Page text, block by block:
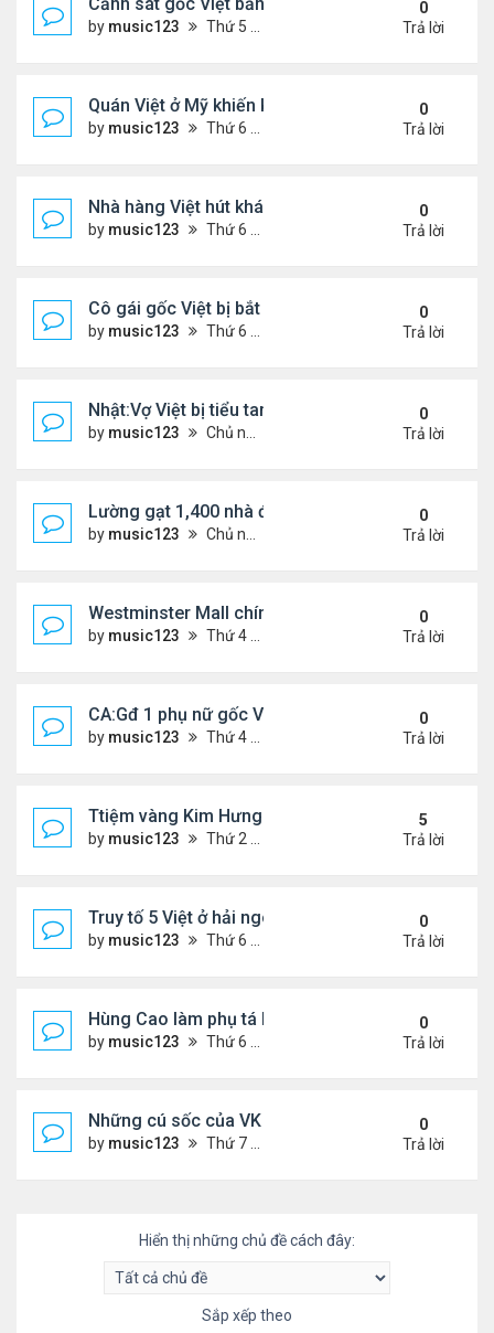
by music123 Thứ 5 Tháng 11 13, 2025 2:21 pm
0
Trả lời
Quán Việt ở Mỹ khiến khách đặt hàng trước cả
by music123 Thứ 6 Tháng 11 07, 2025 7:42 pm
0
Trả lời
Nhà hàng Việt hút khách ở Đức
by music123 Thứ 6 Tháng 11 07, 2025 7:38 pm
0
Trả lời
Cô gái gốc Việt bị bắt sau vụ xả súng ..
by music123 Thứ 6 Tháng 11 07, 2025 7:33 pm
0
Trả lời
Nhật:Vợ Việt bị tiểu tam sát hại thê thảm
by music123 Chủ nhật Tháng 11 02, 2025 6:36 pm
0
Trả lời
Lường gạt 1,400 nhà đầu tư, 2 ông bà gốc Việt ở
by music123 Chủ nhật Tháng 11 02, 2025 6:27 pm
0
Trả lời
Westminster Mall chính thức đóng cửa
by music123 Thứ 4 Tháng 10 22, 2025 6:55 pm
0
Trả lời
CA:Gđ 1 phụ nữ gốc Việt tử vong tại nhà riêng
by music123 Thứ 4 Tháng 10 22, 2025 5:05 pm
0
Trả lời
Ttiệm vàng Kim Hưng phẫn uất sau vụ cướp
by music123 Thứ 2 Tháng 9 08, 2025 11:54 am
5
Trả lời
Truy tố 5 Việt ở hải ngoại chống chính quyền nhân
by music123 Thứ 6 Tháng 10 03, 2025 6:23 pm
0
Trả lời
Hùng Cao làm phụ tá bộ trưởngHải Quân
by music123 Thứ 6 Tháng 10 03, 2025 6:01 pm
0
Trả lời
Những cú sốc của VK về nước làm việc
by music123 Thứ 7 Tháng 9 27, 2025 2:29 pm
0
Trả lời
Hiển thị những chủ đề cách đây:
Sắp xếp theo